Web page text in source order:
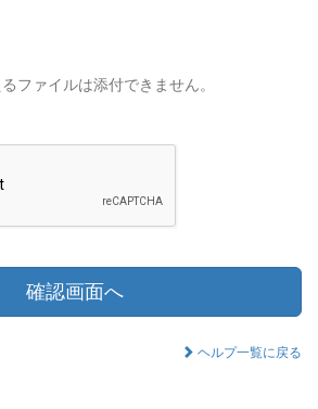
ファイルは添付できません。
確認画面へ
ヘルプ一覧に戻る